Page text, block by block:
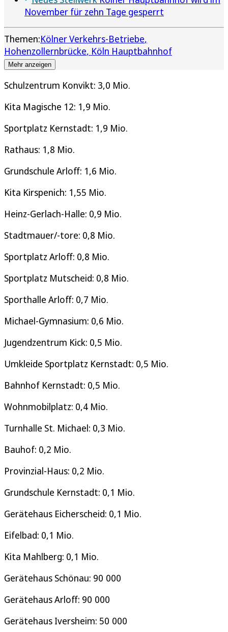
November für zehn Tage gesperrt
Themen:Kölner Verkehrs-Betriebe
Hohenzollernbrücke Köln Hauptbahnhof
Mehr anzeigen
Schulzentrum Konvikt: 3,0 Mio.
Kita Magische 12: 1,9 Mio.
Sportplatz Kernstadt: 1,9 Mio.
Rathaus: 1,8 Mio.
Grundschule Arloff: 1,6 Mio.
Kita Kirspenich: 1,55 Mio.
Heinz-Gerlach-Halle: 0,9 Mio.
Stadtmauer/-tore: 0,8 Mio.
Sportplatz Arloff: 0,8 Mio.
Sportplatz Mutscheid: 0,8 Mio.
Sporthalle Arloff: 0,7 Mio.
Michael-Gymnasium: 0,6 Mio.
Jugendzentrum Kick: 0,5 Mio.
Umkleide Sportplatz Kernstadt: 0,5 Mio.
Bahnhof Kernstadt: 0,5 Mio.
Wohnmobilplatz: 0,4 Mio.
Turnhalle St. Michael: 0,3 Mio.
Bauhof: 0,2 Mio.
Provinzial-Haus: 0,2 Mio.
Grundschule Kernstadt: 0,1 Mio.
Gerätehaus Eicherscheid: 0,1 Mio.
Eifelbad: 0,1 Mio.
Kita Mahlberg: 0,1 Mio.
Gerätehaus Schönau: 90 000
Gerätehaus Arloff: 90 000
Gerätehaus Iversheim: 50 000